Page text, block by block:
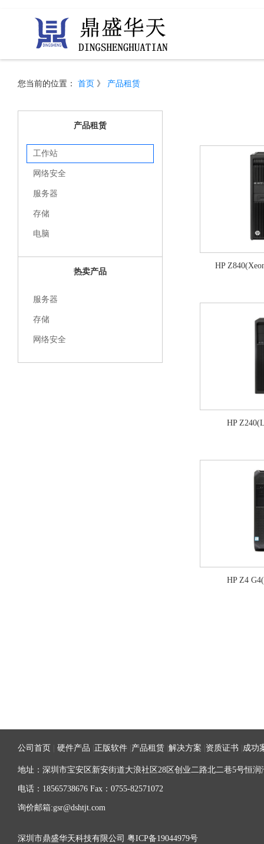
您当前的位置： 首页 》 产品租赁
产品租赁
工作站
网络安全
服务器
存储
电脑
热卖产品
服务器
存储
网络安全
HP
HP
HP Z4
公司首页 硬件产品 正版软件 产品租赁 解决方案 资质证书 成功
地址：深圳市宝安区新安街道大浪社区28区创业二路北二巷5号恒润
电话：18565738676 Fax：0755-82571072
询价邮箱:gsr@dshtjt.com
深圳市鼎盛华天科技有限公司 粤ICP备19044979号